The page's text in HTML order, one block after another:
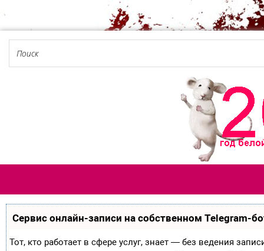
Сервис онлайн-записи на собственном Telegram-
Тот, кто работает в сфере услуг, знает — без ведения